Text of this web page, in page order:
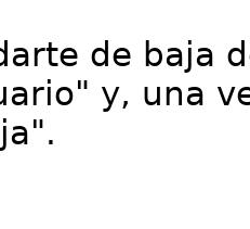
de baja
y, una